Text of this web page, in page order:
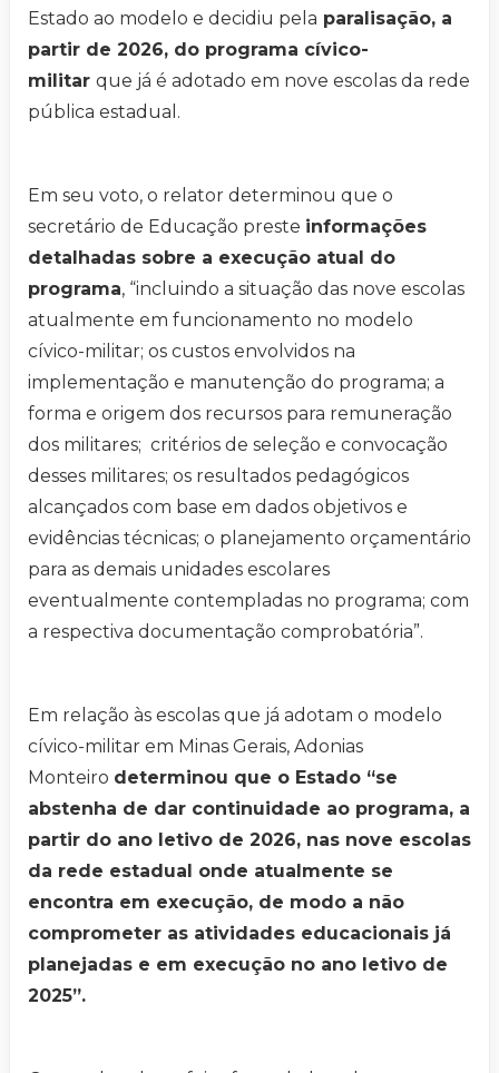
Estado ao modelo e decidiu pela paralisação, a
partir de 2026, do programa cívico-
militar que já é adotado em nove escolas da rede
pública estadual.
Em seu voto, o relator determinou que o
secretário de Educação preste informações
detalhadas sobre a execução atual do
programa, “incluindo a situação das nove escolas
atualmente em funcionamento no modelo
cívico-militar; os custos envolvidos na
implementação e manutenção do programa; a
forma e origem dos recursos para remuneração
dos militares; critérios de seleção e convocação
desses militares; os resultados pedagógicos
alcançados com base em dados objetivos e
evidências técnicas; o planejamento orçamentário
para as demais unidades escolares
eventualmente contempladas no programa; com
a respectiva documentação comprobatória”.
Em relação às escolas que já adotam o modelo
cívico-militar em Minas Gerais, Adonias
Monteiro determinou que o Estado “se
abstenha de dar continuidade ao programa, a
partir do ano letivo de 2026, nas nove escolas
da rede estadual onde atualmente se
encontra em execução, de modo a não
comprometer as atividades educacionais já
planejadas e em execução no ano letivo de
2025”.